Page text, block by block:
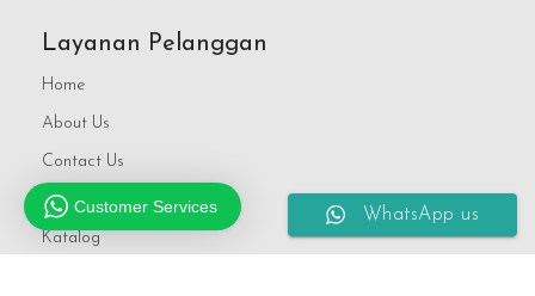
Layanan Pelanggan
Home
About Us
Contact Us
FAQs
Katalog
WhatsApp us
Customer Services